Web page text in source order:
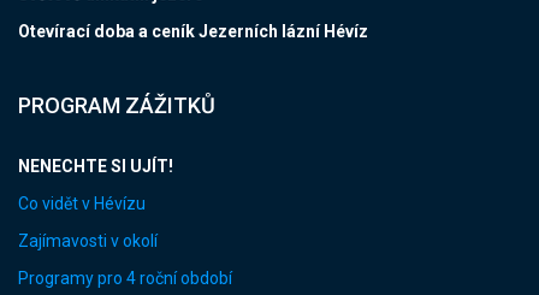
Otevírací doba a ceník Jezerních lázní Hévíz
PROGRAM ZÁŽITKŮ
NENECHTE SI UJÍT!
Co vidět v Hévízu
Zajímavosti v okolí
Programy pro 4 roční období